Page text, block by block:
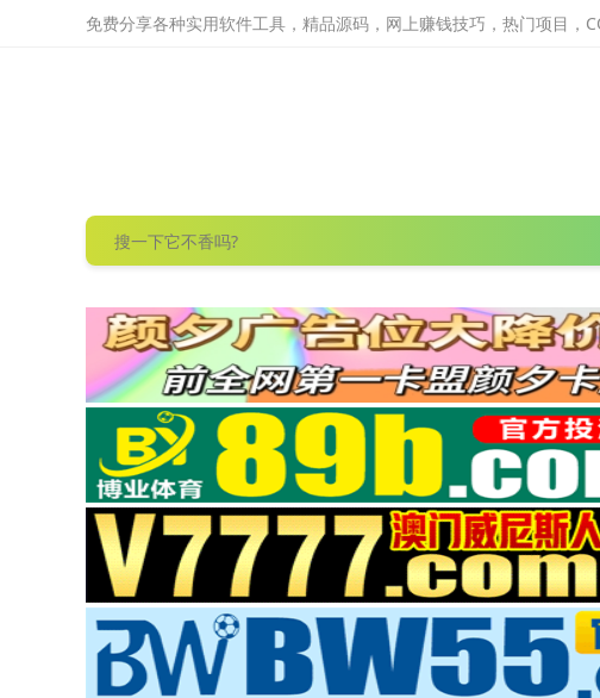
免费分享各种实用软件工具，精品源码，网上赚钱技巧，热门项目，